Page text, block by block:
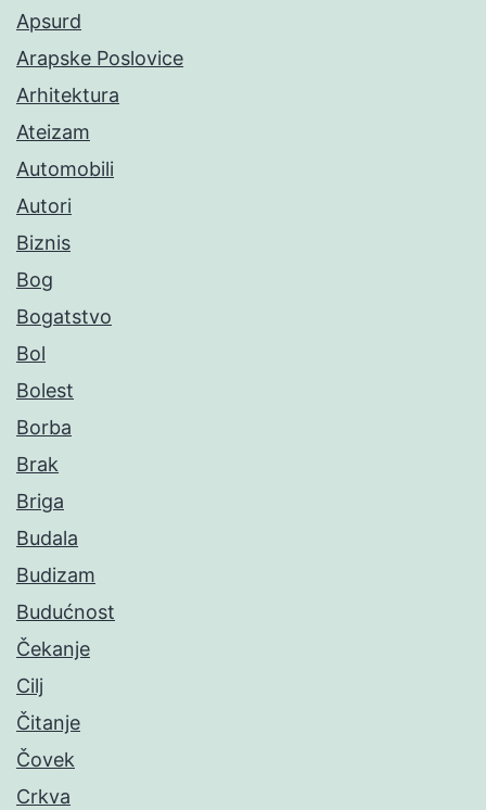
Apsurd
Arapske Poslovice
Arhitektura
Ateizam
Automobili
Autori
Biznis
Bog
Bogatstvo
Bol
Bolest
Borba
Brak
Briga
Budala
Budizam
Budućnost
Čekanje
Cilj
Čitanje
Čovek
Crkva